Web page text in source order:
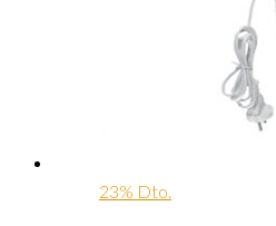
23% Dto.